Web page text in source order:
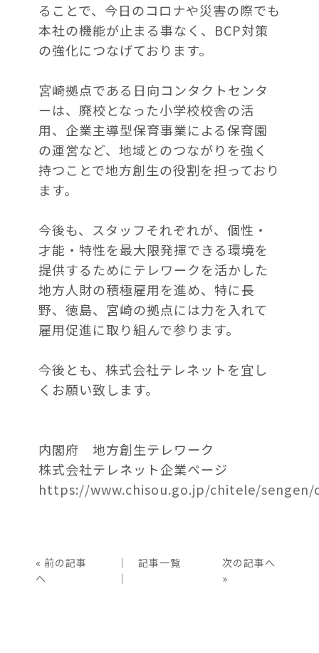
ることで、今日のコロナや災害の際でも
本社の機能が止まる事なく、BCP対策
の強化につなげております。
宮崎拠点である日向コンタクトセンタ
ーは、廃校となった小学校校舎の活
用、企業主導型保育事業による保育園
の運営など、地域とのつながりを強く
持つことで地方創生の役割を担っており
ます。
今後も、スタッフそれぞれが、個性・
才能・特性を最大限発揮できる環境を
提供するためにテレワークを活かした
地方人財の積極雇用を進め、特に長
野、徳島、宮崎の拠点には力を入れて
雇用促進に取り組んで参ります。
今後とも、株式会社テレネットを宜し
くお願い致します。
内閣府 地方創生テレワーク
株式会社テレネット企業ページ
https://www.chisou.go.jp/chitele/
« 前の記事
へ
│記事一覧
│
次の記事へ
»